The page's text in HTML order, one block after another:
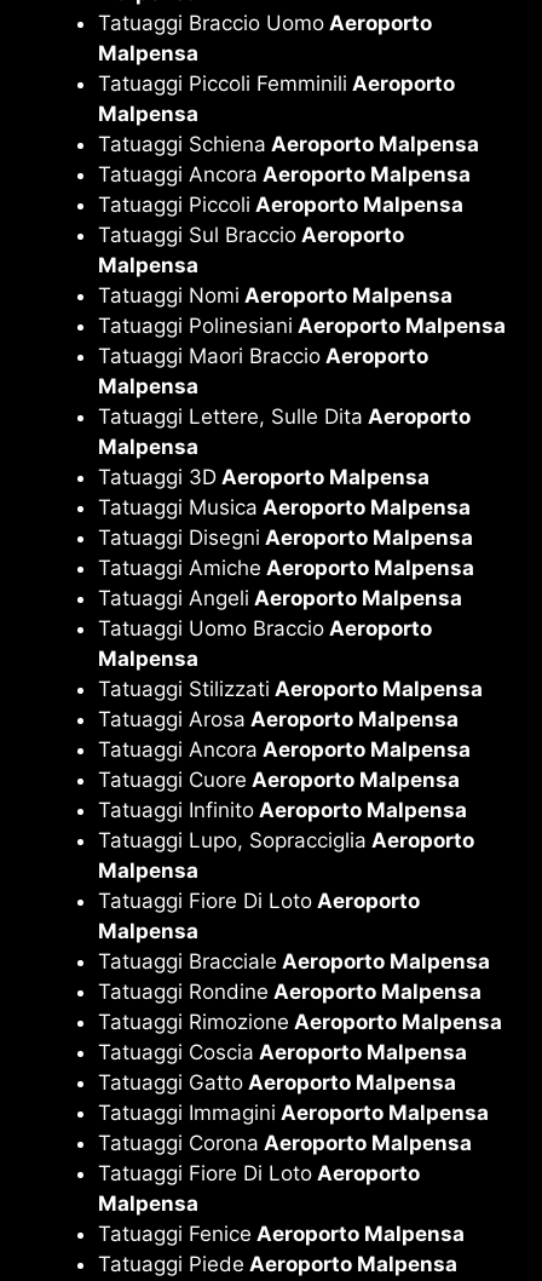
Tatuaggi Braccio Uomo Aeroporto
Malpensa
Tatuaggi Piccoli Femminili Aeroporto
Malpensa
Tatuaggi Schiena Aeroporto Malpensa
Tatuaggi Ancora Aeroporto Malpensa
Tatuaggi Piccoli Aeroporto Malpensa
Tatuaggi Sul Braccio Aeroporto
Malpensa
Tatuaggi Nomi Aeroporto Malpensa
Tatuaggi Polinesiani Aeroporto Malpensa
Tatuaggi Maori Braccio Aeroporto
Malpensa
Tatuaggi Lettere, Sulle Dita Aeroporto
Malpensa
Tatuaggi 3D Aeroporto Malpensa
Tatuaggi Musica Aeroporto Malpensa
Tatuaggi Disegni Aeroporto Malpensa
Tatuaggi Amiche Aeroporto Malpensa
Tatuaggi Angeli Aeroporto Malpensa
Tatuaggi Uomo Braccio Aeroporto
Malpensa
Tatuaggi Stilizzati Aeroporto Malpensa
Tatuaggi Arosa Aeroporto Malpensa
Tatuaggi Ancora Aeroporto Malpensa
Tatuaggi Cuore Aeroporto Malpensa
Tatuaggi Infinito Aeroporto Malpensa
Tatuaggi Lupo, Sopracciglia Aeroporto
Malpensa
Tatuaggi Fiore Di Loto Aeroporto
Malpensa
Tatuaggi Bracciale Aeroporto Malpensa
Tatuaggi Rondine Aeroporto Malpensa
Tatuaggi Rimozione Aeroporto Malpensa
Tatuaggi Coscia Aeroporto Malpensa
Tatuaggi Gatto Aeroporto Malpensa
Tatuaggi Immagini Aeroporto Malpensa
Tatuaggi Corona Aeroporto Malpensa
Tatuaggi Fiore Di Loto Aeroporto
Malpensa
Tatuaggi Fenice Aeroporto Malpensa
Tatuaggi Piede Aeroporto Malpensa